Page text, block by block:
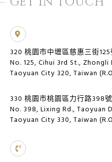
320 桃園市中壢區慈惠三街
No. 125, Cihui 3rd St., Zhongli
Taoyuan City 320, Taiwan
330 桃園市桃園區力行路398號
No. 398, Lixing Rd., Taoyuan
Taoyuan City 330, Taiwan